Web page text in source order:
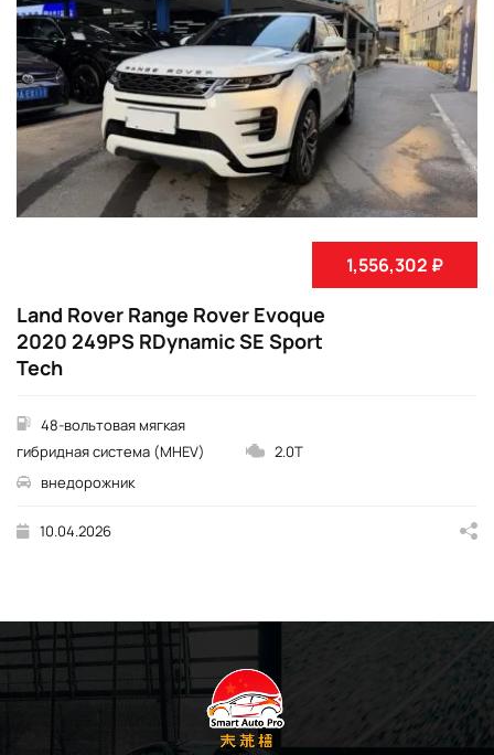
1,556,302 ₽
Land Rover Range Rover Evoque
2020 249PS RDynamic SE Sport
Tech
48-вольтовая мягкая
гибридная система (MHEV)
2.0T
внедорожник
10.04.2026